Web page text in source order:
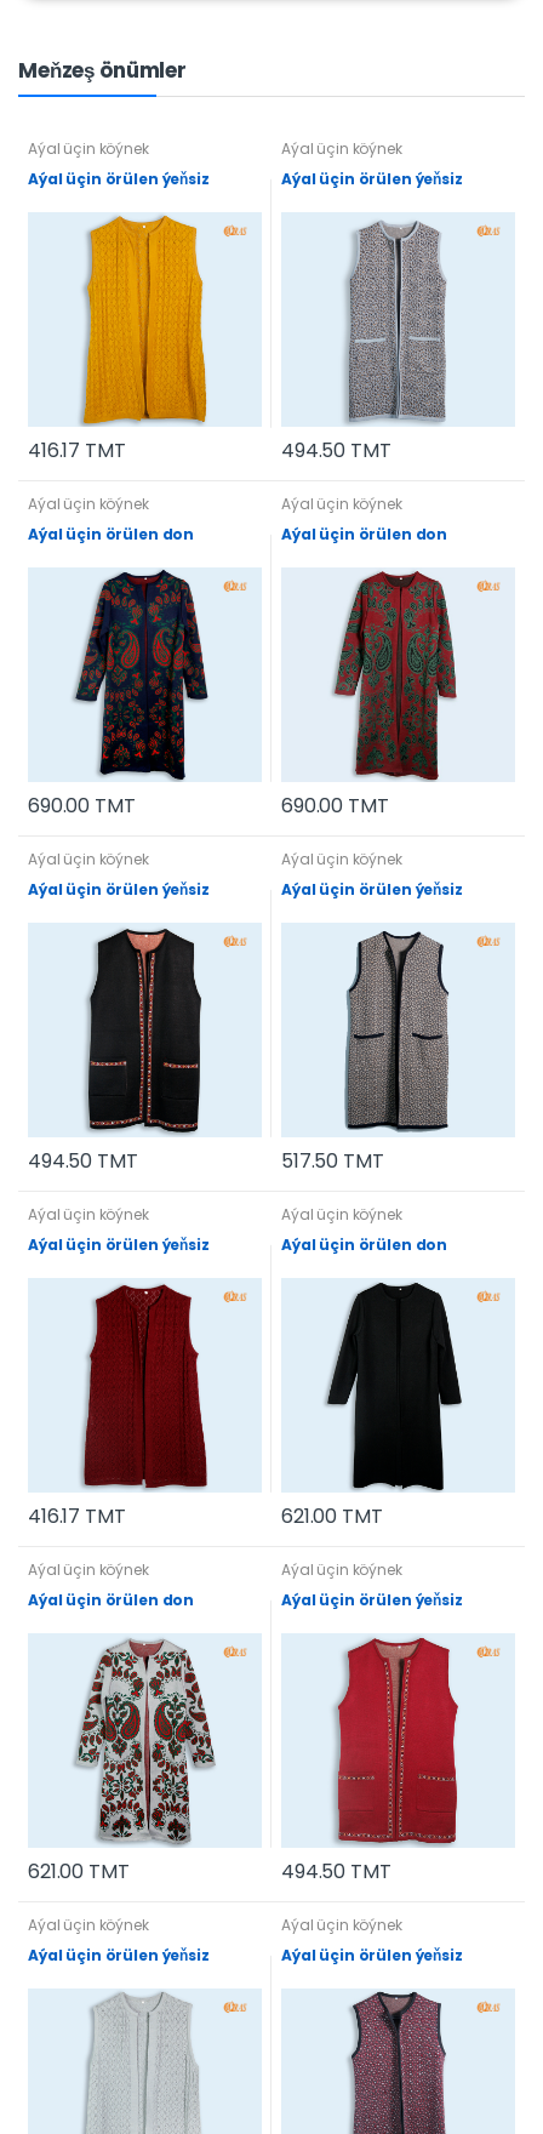
Meňzeş önümler
Aýal üçin köýnek
Aýal üçin örülen ýeňsiz
416.17 TMT
Aýal üçin köýnek
Aýal üçin örülen ýeňsiz
494.50 TMT
Aýal üçin köýnek
Aýal üçin örülen don
690.00 TMT
Aýal üçin köýnek
Aýal üçin örülen don
690.00 TMT
Aýal üçin köýnek
Aýal üçin örülen ýeňsiz
494.50 TMT
Aýal üçin köýnek
Aýal üçin örülen ýeňsiz
517.50 TMT
Aýal üçin köýnek
Aýal üçin örülen ýeňsiz
416.17 TMT
Aýal üçin köýnek
Aýal üçin örülen don
621.00 TMT
Aýal üçin köýnek
Aýal üçin örülen don
621.00 TMT
Aýal üçin köýnek
Aýal üçin örülen ýeňsiz
494.50 TMT
Aýal üçin köýnek
Aýal üçin örülen ýeňsiz
Aýal üçin köýnek
Aýal üçin örülen ýeňsiz